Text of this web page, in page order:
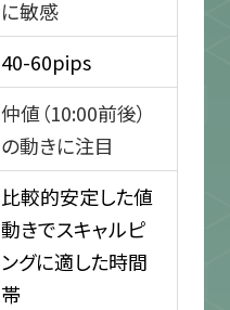
に敏感
40-60pips
仲値（10:00前後）
の動きに注目
比較的安定した値
動きでスキャルピ
ングに適した時間
帯